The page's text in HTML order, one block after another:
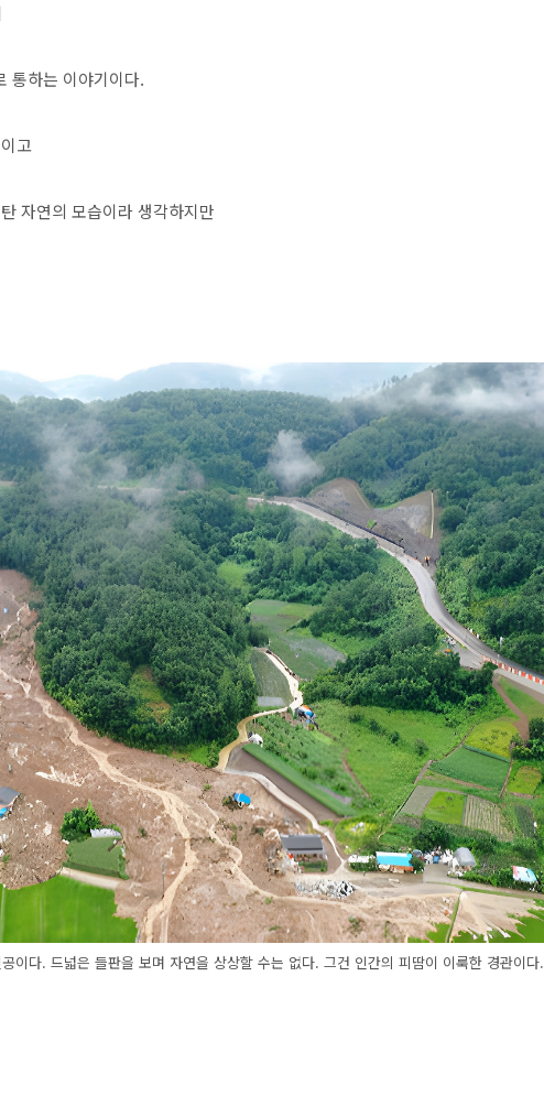
통하는 이야기이다.
고
자연의 모습이라 생각하지만
이다. 드넓은 들판을 보며 자연을 상상할 수는 없다. 그건 인간의 피땀이 이룩한 경관이다.